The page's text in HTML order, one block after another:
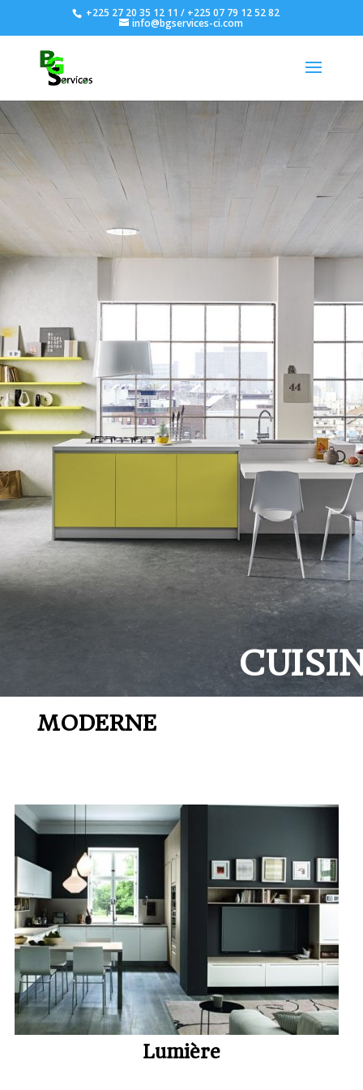
+225 27 20 35 12 11 / +225 07 79 12 52 82
info@bgservices-ci.com
MODERNE
Lumière